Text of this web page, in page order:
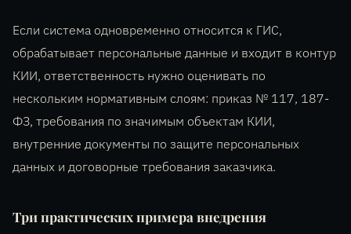
Если система одновременно относится к ГИС,
обрабатывает персональные данные и входит в контур
КИИ, ответственность нужно оценивать по
нескольким нормативным слоям: приказ № 117, 187-
ФЗ, требования по значимым объектам КИИ,
внутренние документы по защите персональных
данных и договорные требования заказчика.
Три практических примера внедрения